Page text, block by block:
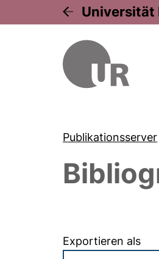
Universität
Publikationsserver
Exportieren als